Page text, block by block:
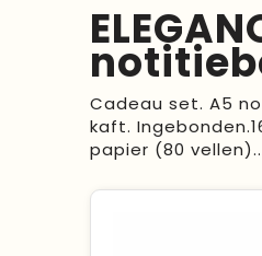
Cadeau set. A5
kaft.
papier (80 vellen).